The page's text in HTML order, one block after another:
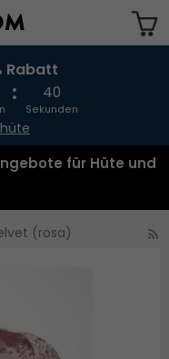
Warenkorb
Rabatt
40
Sekunden
für Hüte und
(rosa)